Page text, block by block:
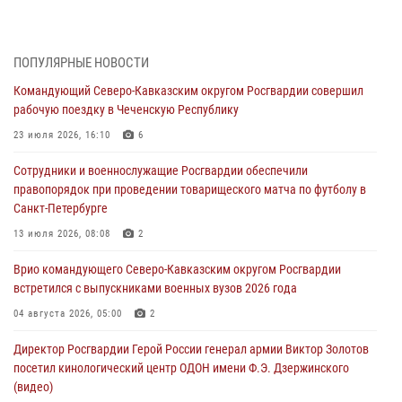
06 августа 2026, 12:35 1
Росгвардейцы провели выставку вооружения для участников сбора
«Гвардеец» в Пензе (видео)
06 августа 2026, 12:00
В Курске росгвардейцы приняли участие в митинге, посвященном
второй годовщине вторжения ВСУ на территорию области
06 августа 2026, 11:56
угрожавшего подростку травматическим пистолетом
06 августа 2026, 11:33
крупная нарколаборатория
ПОПУЛЯРНЫЕ НОВОСТИ
Командующий Северо-Кавказским округом Росгвардии совершил
рабочую поездку в Чеченскую Республику
23 июля 2026, 16:10 6
Сотрудники и военнослужащие Росгвардии обеспечили
правопорядок при проведении товарищеского матча по футболу в
Санкт-Петербурге
13 июля 2026, 08:08 2
Врио командующего Северо-Кавказским округом Росгвардии
встретился с выпускниками военных вузов 2026 года
04 августа 2026, 05:00 2
Директор Росгвардии Герой России генерал армии Виктор Золотов
посетил кинологический центр ОДОН имени Ф.Э. Дзержинского
(видео)